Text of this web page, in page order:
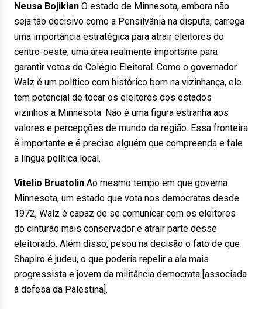
Neusa Bojikian O estado de Minnesota, embora não
seja tão decisivo como a Pensilvânia na disputa, carrega
uma importância estratégica para atrair eleitores do
centro-oeste, uma área realmente importante para
garantir votos do Colégio Eleitoral. Como o governador
Walz é um político com histórico bom na vizinhança, ele
tem potencial de tocar os eleitores dos estados
vizinhos a Minnesota. Não é uma figura estranha aos
valores e percepções de mundo da região. Essa fronteira
é importante e é preciso alguém que compreenda e fale
a língua política local.
Vitelio Brustolin Ao mesmo tempo em que governa
Minnesota, um estado que vota nos democratas desde
1972, Walz é capaz de se comunicar com os eleitores
do cinturão mais conservador e atrair parte desse
eleitorado. Além disso, pesou na decisão o fato de que
Shapiro é judeu, o que poderia repelir a ala mais
progressista e jovem da militância democrata [associada
à defesa da Palestina].